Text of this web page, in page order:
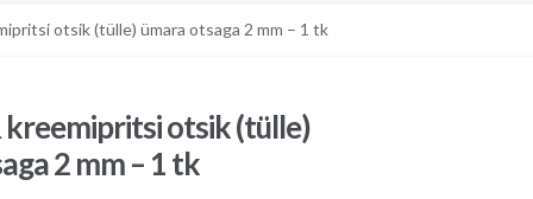
otsik (tülle) ümara otsaga 2 mm – 1 tk
kreemipritsi otsik (tülle)
2 mm – 1 tk